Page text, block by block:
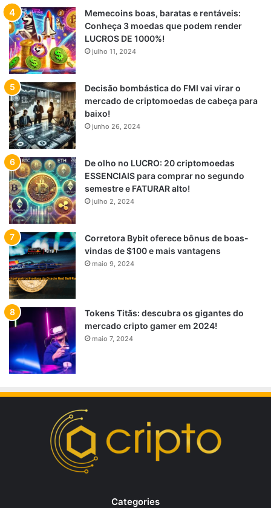
Memecoins boas, baratas e rentáveis:
Conheça 3 moedas que podem render
LUCROS DE 1000%!
julho 11, 2024
Decisão bombástica do FMI vai virar o
mercado de criptomoedas de cabeça para
baixo!
junho 26, 2024
De olho no LUCRO: 20 criptomoedas
ESSENCIAIS para comprar no segundo
semestre e FATURAR alto!
julho 2, 2024
Corretora Bybit oferece bônus de boas-
vindas de $100 e mais vantagens
maio 9, 2024
Tokens Titãs: descubra os gigantes do
mercado cripto gamer em 2024!
maio 7, 2024
Categories